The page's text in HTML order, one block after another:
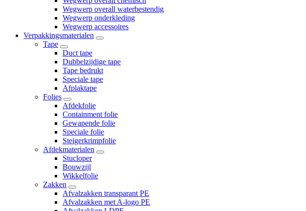
Wegwerp overall waterbestendig
Wegwerp onderkleding
Wegwerp accessoires
Verpakkingsmaterialen
Tape
Duct tape
Dubbelzijdige tape
Tape bedrukt
Speciale tape
Afplaktape
Folies
Afdekfolie
Containment folie
Gewapende folie
Speciale folie
Steigerkrimpfolie
Afdekmaterialen
Stucloper
Bouwzijl
Wikkelfolie
Zakken
Afvalzakken transparant PE
Afvalzakken met A-logo PE